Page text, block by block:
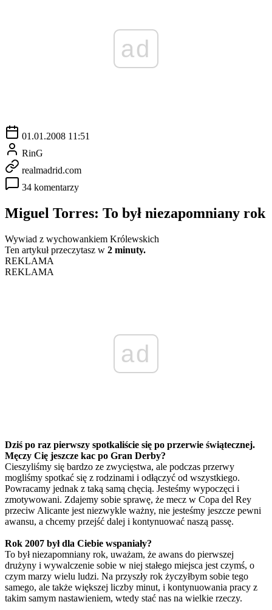
ad
01.01.2008 11:51
RinG
realmadrid.com
34 komentarzy
Miguel Torres: To był niezapomniany rok
Wywiad z wychowankiem Królewskich
Ten artykuł przeczytasz w 2 minuty.
REKLAMA
REKLAMA
ad
Dziś po raz pierwszy spotkaliście się po przerwie świątecznej.
Męczy Cię jeszcze kac po Gran Derby?
Cieszyliśmy się bardzo ze zwycięstwa, ale podczas przerwy
mogliśmy spotkać się z rodzinami i odłączyć od wszystkiego.
Powracamy jednak z taką samą chęcią. Jesteśmy wypoczęci i
zmotywowani. Zdajemy sobie sprawę, że mecz w Copa del Rey
przeciw Alicante jest niezwykle ważny, nie jesteśmy jeszcze pewni
awansu, a chcemy przejść dalej i kontynuować naszą passę.
Rok 2007 był dla Ciebie wspaniały?
To był niezapomniany rok, uważam, że awans do pierwszej
drużyny i wywalczenie sobie w niej stałego miejsca jest czymś, o
czym marzy wielu ludzi. Na przyszły rok życzyłbym sobie tego
samego, ale także większej liczby minut, i kontynuowania pracy z
takim samym nastawieniem, wtedy stać nas na wielkie rzeczy.